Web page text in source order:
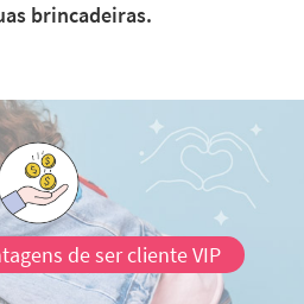
brincadeiras.
de ser cliente VIP